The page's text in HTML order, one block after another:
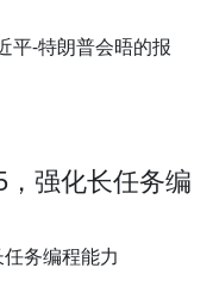
平-特朗普会晤的报
强化长任务编
务编程能力